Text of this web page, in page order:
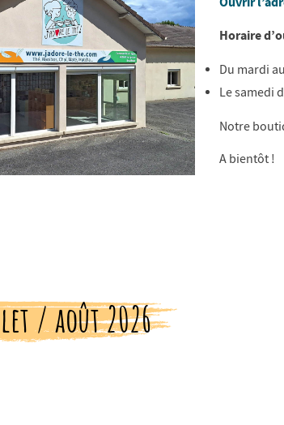
Horaire
Du mardi
Le samedi
Notre
A bientôt !
/ août 2026